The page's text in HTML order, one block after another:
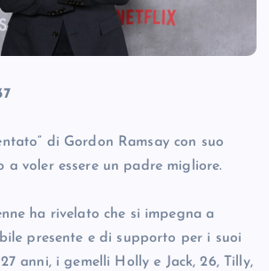
di Gordon Ramsay con suo
a voler essere un padre migliore.
ha rivelato che si impegna a
presente e di supporto per i suoi
anni, i gemelli Holly e Jack, 26, Tilly,